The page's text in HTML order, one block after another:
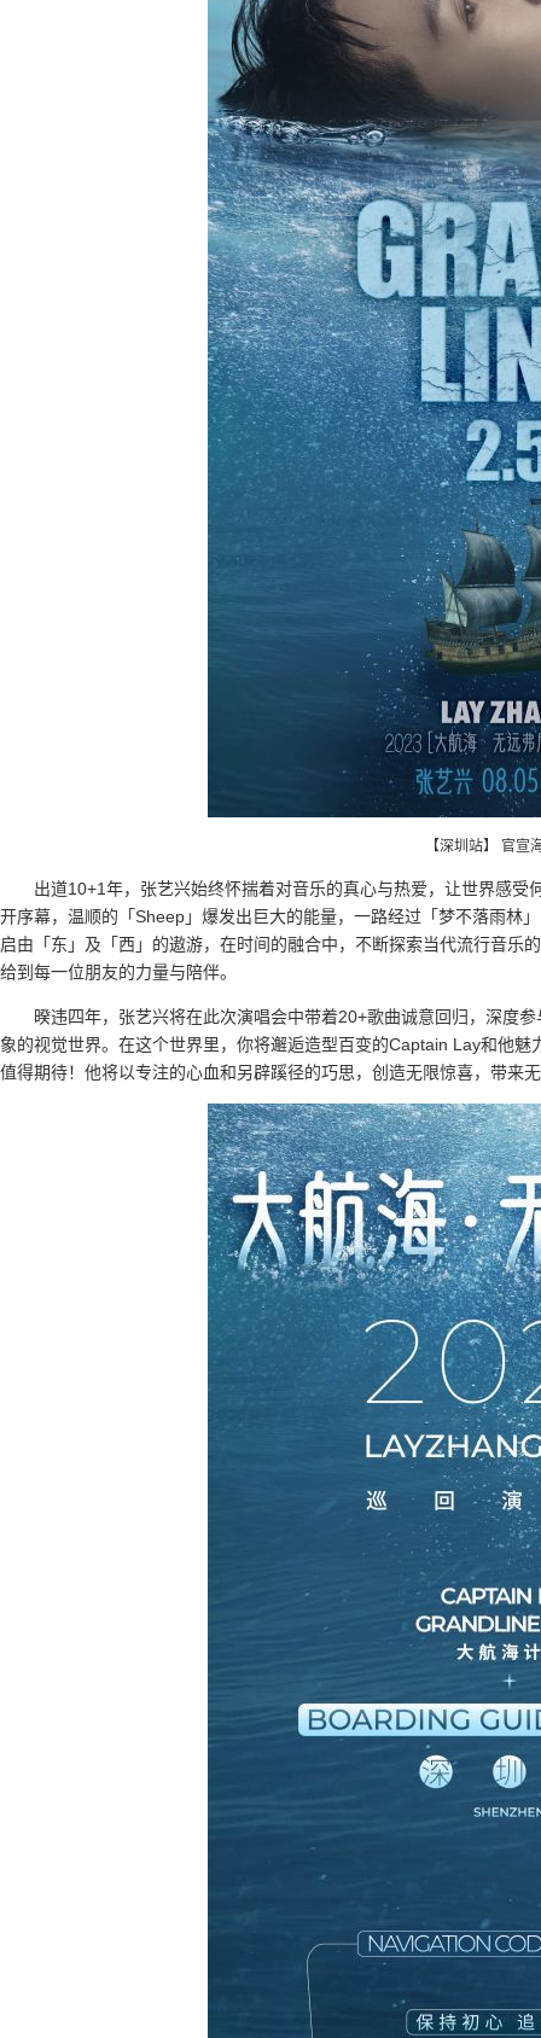
【深圳站】 官宣
出道10+1年，张艺兴始终怀揣着对音乐的真心与热爱，让世界感
开序幕，温顺的「Sheep」爆发出巨大的能量，一路经过「梦不落雨林
启由「东」及「西」的遨游，在时间的融合中，不断探索当代流行音乐
给到每一位朋友的力量与陪伴。
暌违四年，张艺兴将在此次演唱会中带着20+歌曲诚意回归，深度
象的视觉世界。在这个世界里，你将邂逅造型百变的Captain Lay和他
值得期待！他将以专注的心血和另辟蹊径的巧思，创造无限惊喜，带来